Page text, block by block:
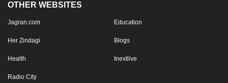
OTHER WEBSITES
Jagran.com Education
Her Zindagi Blogs
Health Inextlive
Radio City